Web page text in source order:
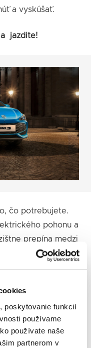
poskytovanie funkcií
používame
používate naše
partnerom v
a vyskúšať.
a jazdite!
čo potrebujete.
pohonu a
prepína medzi
poskytol
neskryjete.